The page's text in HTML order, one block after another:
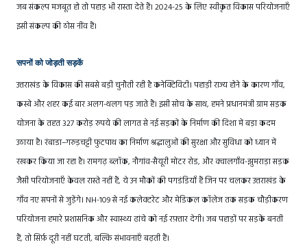
जब संकल्प मजबूत हो तो पहाड़ भी रास्ता देते हैं। 2024-25 के लिए स्वीकृत विकास परियोजनाएँ
इसी संकल्प की ठोस नींव हैं।
सपनों को जोड़ती सड़कें
उत्तराखंड के विकास की सबसे बड़ी चुनौती रही है कनेक्टिविटी। पहाड़ी राज्य होने के कारण गाँव,
कस्बे और शहर कई बार अलग-थलग पड़ जाते हैं। इसी सोच के साथ, हमने प्रधानमंत्री ग्राम सड़क
योजना के तहत 327 करोड़ रुपये की लागत से नई सड़कों के निर्माण की दिशा में बड़ा कदम
उठाया है। रंबाडा–गरुड़चट्टी फुटपाथ का निर्माण श्रद्धालुओं की सुरक्षा और सुविधा को ध्यान में
रखकर किया जा रहा है। रामगढ़ ब्लॉक, नौगांव-सैयूरी मोटर रोड, और क्वालगाँव-झुमराड़ा सड़क
जैसी परियोजनाएँ केवल रास्ते नहीं हैं, ये उन मौकों की पगडंडियाँ हैं जिन पर चलकर उत्तराखंड के
गाँव नए सपनों से जुड़ेंगे। NH-109 से नई कलेक्टरेट और मेडिकल कॉलेज तक सड़क चौड़ीकरण
परियोजना हमारे प्रशासनिक और स्वास्थ्य ढांचे को नई रफ़्तार देगी। जब पहाड़ों पर सड़कें बनती
हैं, तो सिर्फ़ दूरी नहीं घटती, बल्कि संभावनाएँ बढ़ती हैं।